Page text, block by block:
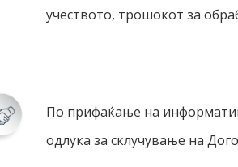
учеството, трошокот за
По прифаќање на
одлука за склучување на